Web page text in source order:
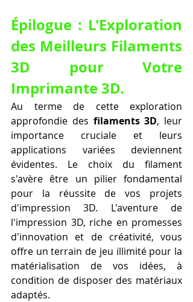
Épilogue : L'Exploration
des Meilleurs Filaments
3D pour Votre
Imprimante 3D.
Au terme de cette exploration
approfondie des filaments 3D, leur
importance cruciale et leurs
applications variées deviennent
évidentes. Le choix du filament
s'avère être un pilier fondamental
pour la réussite de vos projets
d'impression 3D. L'aventure de
l'impression 3D, riche en promesses
d'innovation et de créativité, vous
offre un terrain de jeu illimité pour la
matérialisation de vos idées, à
condition de disposer des matériaux
adaptés.